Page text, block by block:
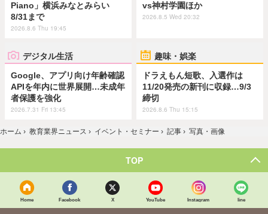
Piano」横浜みなとみらい
8/31まで
2026.8.6 Thu 19:45
vs神村学園ほか
2026.8.5 Wed 20:32
デジタル生活
Google、アプリ向け年齢確認
APIを年内に世界展開…未成年
者保護を強化
2026.7.31 Fri 13:45
趣味・娯楽
ドラえもん短歌、入選作は
11/20発売の新刊に収録…9/3
締切
2026.8.6 Thu 15:15
ホーム › 教育業界ニュース › イベント・セミナー › 記事 › 写真・画像
TOP
Home Facebook X YouTube Instagram line